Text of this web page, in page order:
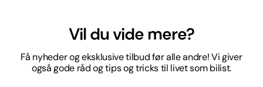
Vil du vide mere?
Få nyheder og eksklusive tilbud før alle andre! Vi giver
også gode råd og tips og tricks til livet som bilist.